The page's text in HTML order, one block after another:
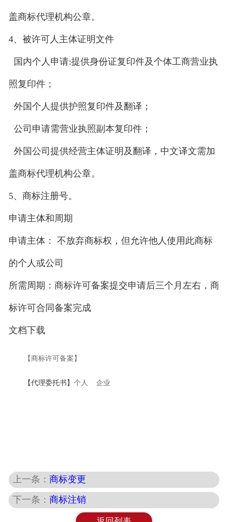
盖商标代理机构公章。
4、被许可人主体证明文件
国内个人申请:提供身份证复印件及个体工商营业执
照复印件；
外国个人提供护照复印件及翻译；
公司申请需营业执照副本复印件；
外国公司提供经营主体证明及翻译，中文译文需加
盖商标代理机构公章。
5、商标注册号。
申请主体和周期
申请主体： 不放弃商标权，但允许他人使用此商标
的个人或公司
所需周期：商标许可备案提交申请后三个月左右，商
标许可合同备案完成
文档下载
【商标许可备案】
【代理委托书】 个人 企业
上一条：商标变更
下一条：商标注销